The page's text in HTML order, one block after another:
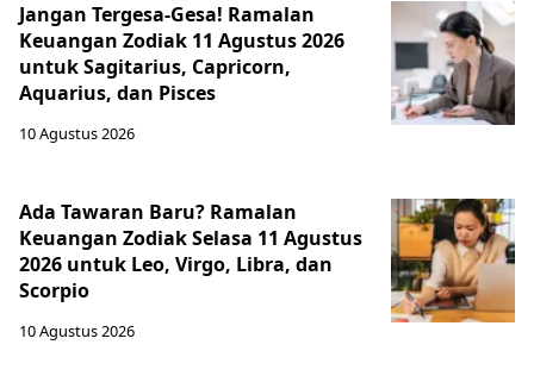
Jangan Tergesa-Gesa! Ramalan
Keuangan Zodiak 11 Agustus 2026
untuk Sagitarius, Capricorn,
Aquarius, dan Pisces
10 Agustus 2026
Ada Tawaran Baru? Ramalan
Keuangan Zodiak Selasa 11 Agustus
2026 untuk Leo, Virgo, Libra, dan
Scorpio
10 Agustus 2026